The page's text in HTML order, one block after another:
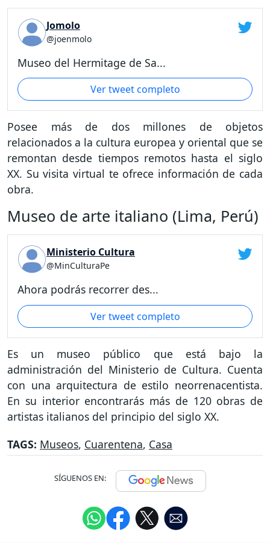
Jomolo
@joenmolo
Museo del Hermitage de Sa...
Ver tweet completo
Posee más de dos millones de objetos
relacionados a la cultura europea y oriental que se
remontan desde tiempos remotos hasta el siglo
XX. Su visita virtual te ofrece información de cada
obra.
Museo de arte italiano (Lima, Perú)
Ministerio Cultura
@MinCulturaPe
Ahora podrás recorrer des...
Ver tweet completo
Es un museo público que está bajo la
administración del Ministerio de Cultura. Cuenta
con una arquitectura de estilo neorrenacentista.
En su interior encontrarás más de 120 obras de
artistas italianos del principio del siglo XX.
TAGS: Museos, Cuarentena, Casa
SÍGUENOS EN: